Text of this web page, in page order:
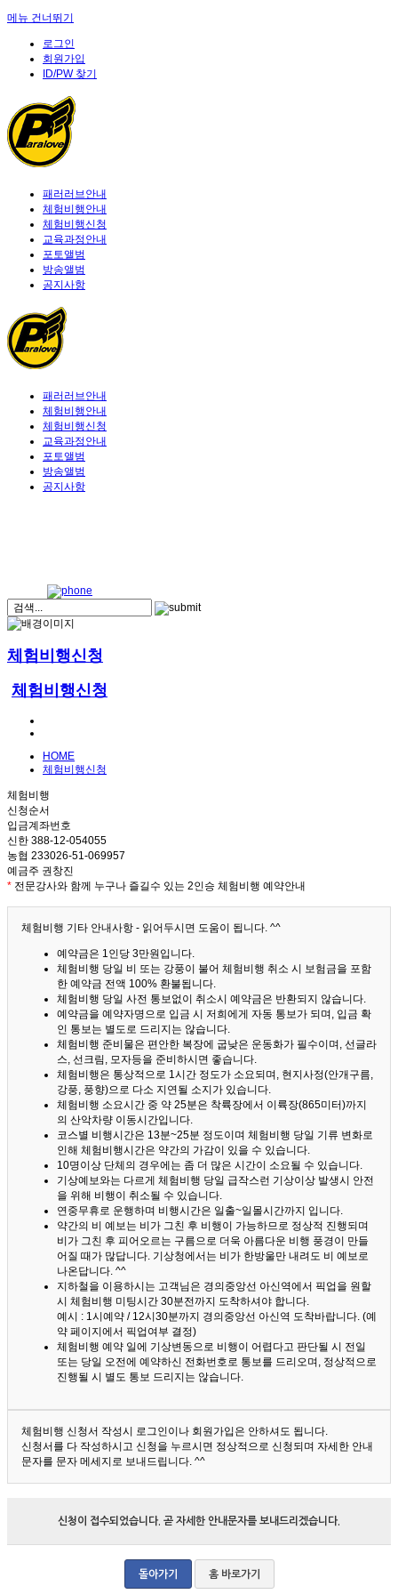
메뉴 건너뛰기
로그인
회원가입
ID/PW 찾기
패러러브안내
체험비행안내
체험비행신청
교육과정안내
포토앨범
방송앨범
공지사항
패러러브안내
체험비행안내
체험비행신청
교육과정안내
포토앨범
방송앨범
공지사항
체험비행신청
체험비행신청
HOME
체험비행신청
체험비행
신청순서
입금계좌번호
신한 388-12-054055
농협 233026-51-069957
예금주 권창진
* 전문강사와 함께 누구나 즐길수 있는 2인승 체험비행 예약안내
체험비행 기타 안내사항 - 읽어두시면 도움이 됩니다. ^^
예약금은 1인당 3만원입니다.
체험비행 당일 비 또는 강풍이 불어 체험비행 취소 시 보험금을 포함
한 예약금 전액 100% 환불됩니다.
체험비행 당일 사전 통보없이 취소시 예약금은 반환되지 않습니다.
예약금을 예약자명으로 입금 시 저희에게 자동 통보가 되며, 입금 확
인 통보는 별도로 드리지는 않습니다.
체험비행 준비물은 편안한 복장에 굽낮은 운동화가 필수이며, 선글라
스, 선크림, 모자등을 준비하시면 좋습니다.
체험비행은 통상적으로 1시간 정도가 소요되며, 현지사정(안개구름,
강풍, 풍향)으로 다소 지연될 소지가 있습니다.
체험비행 소요시간 중 약 25분은 착륙장에서 이륙장(865미터)까지
의 산악차량 이동시간입니다.
코스별 비행시간은 13분~25분 정도이며 체험비행 당일 기류 변화로
인해 체험비행시간은 약간의 가감이 있을 수 있습니다.
10명이상 단체의 경우에는 좀 더 많은 시간이 소요될 수 있습니다.
기상예보와는 다르게 체험비행 당일 급작스런 기상이상 발생시 안전
을 위해 비행이 취소될 수 있습니다.
연중무휴로 운행하며 비행시간은 일출~일몰시간까지 입니다.
약간의 비 예보는 비가 그친 후 비행이 가능하므로 정상적 진행되며
비가 그친 후 피어오르는 구름으로 더욱 아름다운 비행 풍경이 만들
어질 때가 많답니다. 기상청에서는 비가 한방울만 내려도 비 예보로
나온답니다. ^^
지하철을 이용하시는 고객님은 경의중앙선 아신역에서 픽업을 원할
시 체험비행 미팅시간 30분전까지 도착하셔야 합니다.
예시 : 1시예약 / 12시30분까지 경의중앙선 아신역 도착바랍니다. (예
약 페이지에서 픽업여부 결정)
체험비행 예약 일에 기상변동으로 비행이 어렵다고 판단될 시 전일
또는 당일 오전에 예약하신 전화번호로 통보를 드리오며, 정상적으로
진행될 시 별도 통보 드리지는 않습니다.
체험비행 신청서 작성시 로그인이나 회원가입은 안하셔도 됩니다.
신청서를 다 작성하시고 신청을 누르시면 정상적으로 신청되며 자세한 안내
문자를 문자 메세지로 보내드립니다. ^^
신청이 접수되었습니다. 곧 자세한 안내문자를 보내드리겠습니다.
돌아가기 홈 바로가기